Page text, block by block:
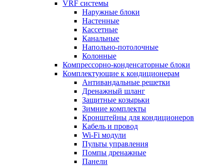
VRF системы
Наружные блоки
Настенные
Кассетные
Канальные
Напольно-потолочные
Колонные
Компрессорно-конденсаторные блоки
Комплектующие к кондиционерам
Антивандальные решетки
Дренажный шланг
Защитные козырьки
Зимние комплекты
Кронштейны для кондиционеров
Кабель и провод
Wi-Fi модули
Пульты управления
Помпы дренажные
Панели